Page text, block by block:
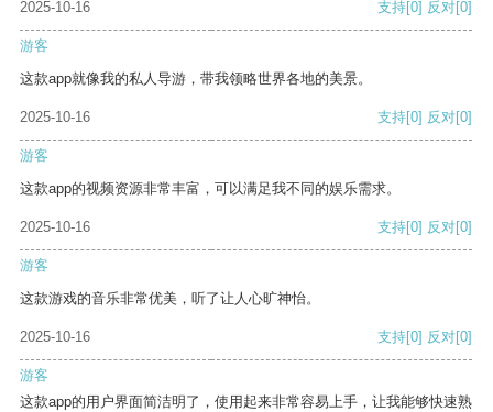
2025-10-16
支持[0] 反对[0]
游客
这款app就像我的私人导游，带我领略世界各地的美景。
2025-10-16 支持[0] 反对[0]
游客
这款app的视频资源非常丰富，可以满足我不同的娱乐需求。
2025-10-16 支持[0] 反对[0]
游客
这款游戏的音乐非常优美，听了让人心旷神怡。
2025-10-16 支持[0] 反对[0]
游客
这款app的用户界面简洁明了，使用起来非常容易上手，让我能够快速熟